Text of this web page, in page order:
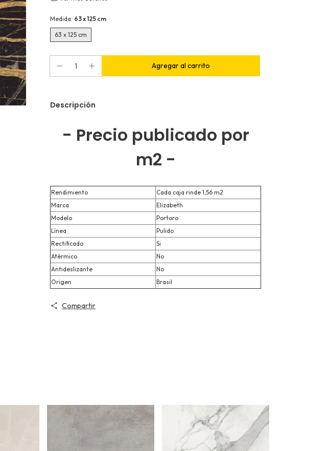
Medida: 63 x 125 cm
63 x 125 cm
Descripción
- Precio publicado por
m2 -
Rendimiento
Cada caja rinde 1,56 m2
Marca
Elizabeth
Modelo
Portoro
Línea
Pulido
Rectificado
Si
Atérmico
No
Antideslizante
No
Origen
Brasil
Compartir